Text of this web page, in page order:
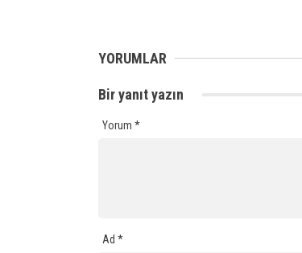
YORUMLAR
Bir yanıt yazın
Yorum *
Ad *